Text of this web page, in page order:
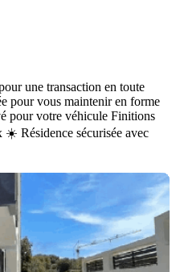
une transaction en toute
pour vous maintenir en forme
pour votre véhicule Finitions
☀️ Résidence sécurisée avec